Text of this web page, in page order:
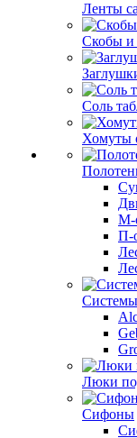
Ленты
Скобы и
Соль
Хомуты
М-
П-
Люки
Сифоны